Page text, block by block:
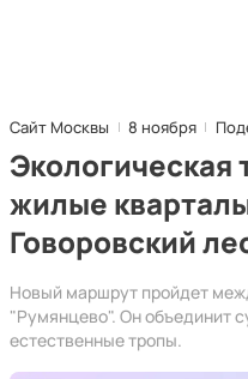
Сайт Москвы 8 ноября
Экологическая
жилые
Говоровский
Новый маршрут пройдет
"Румянцево". Он объединит
естественные тропы.